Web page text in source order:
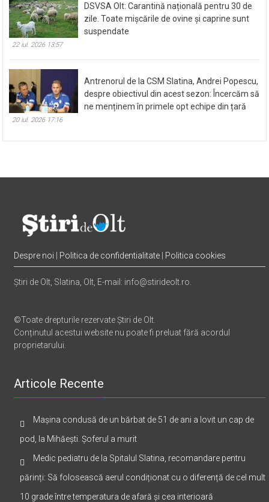
DSVSA Olt: Carantină națională pentru 30 de
zile. Toate mișcările de ovine și caprine sunt
suspendate
22 iul. 2026 13:57
Antrenorul de la CSM Slatina, Andrei Popescu,
despre obiectivul din acest sezon: Încercăm să
ne menținem în primele opt echipe din țară
20 iul. 2026 17:16
Despre noi Politica de confidentialitate Politica cookies
Știri de Olt, Slatina, Olt, E-mail: info@stirideolt.ro.
©Toate drepturile rezervate Știri de Olt.
Conținutul acestui website nu poate fi preluat fără acordul
proprietarului.
Articole Recente
Mașina condusă de un bărbat de 51 de ani a lovit un cap de
pod, la Mihăești. Șoferul a murit
Medic pediatru de la Spitalul Slatina, recomandare pentru
părinți: Să folosească aerul condiționat cu o diferență de cel mult
10 grade între temperatura de afară și cea interioară